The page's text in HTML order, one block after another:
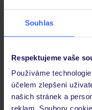
Souhlas
Respektujeme vaše
Používáme
účelem zlepšení
našich stránek a
reklam. Soubory
Stravování
Často kladené
Jaké doklady jsou